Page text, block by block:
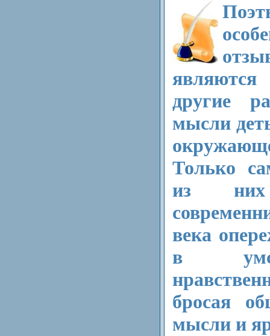
другие
мысли
Только
из них
века
в
бросая
мысли и